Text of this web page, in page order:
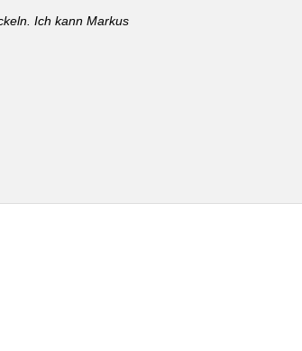
Ich kann Markus